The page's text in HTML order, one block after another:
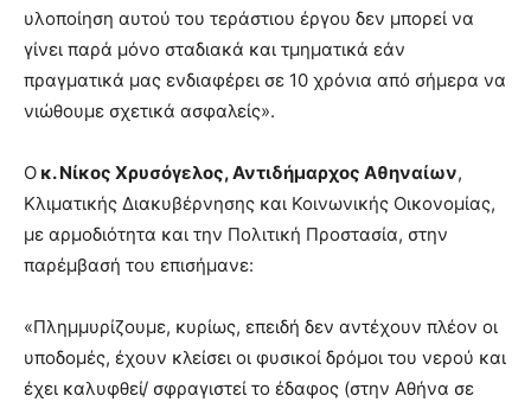
υλοποίηση αυτού του τεράστιου έργου δεν μπορεί να
γίνει παρά μόνο σταδιακά και τμηματικά εάν
πραγματικά μας ενδιαφέρει σε 10 χρόνια από σήμερα να
νιώθουμε σχετικά ασφαλείς».
Ο κ. Νίκος Χρυσόγελος, Αντιδήμαρχος Αθηναίων,
Κλιματικής Διακυβέρνησης και Κοινωνικής Οικονομίας,
με αρμοδιότητα και την Πολιτική Προστασία, στην
παρέμβασή του επισήμανε:
«Πλημμυρίζουμε, κυρίως, επειδή δεν αντέχουν πλέον οι
υποδομές, έχουν κλείσει οι φυσικοί δρόμοι του νερού και
έχει καλυφθεί/ σφραγιστεί το έδαφος (στην Αθήνα σε